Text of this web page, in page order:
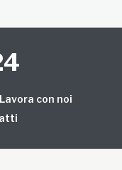
Lavora con noi